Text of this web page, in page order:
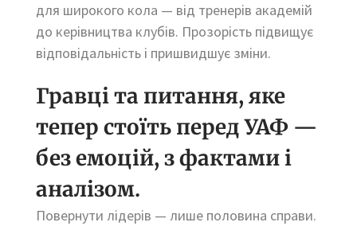
для широкого кола — від тренерів академій
до керівництва клубів. Прозорість підвищує
відповідальність і пришвидшує зміни.
Гравці та питання, яке
тепер стоїть перед УАФ —
без емоцій, з фактами і
аналізом.
Повернути лідерів — лише половина справи.